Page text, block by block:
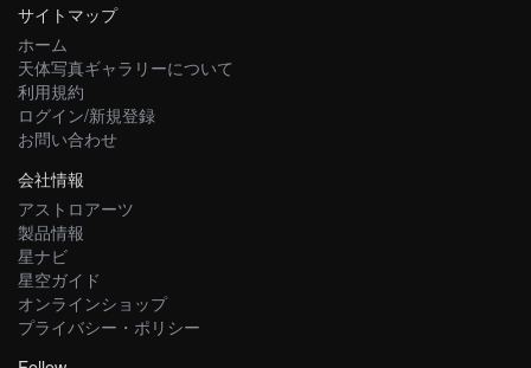
サイトマップ
ホーム
天体写真ギャラリーについて
利用規約
ログイン/新規登録
お問い合わせ
会社情報
アストロアーツ
製品情報
星ナビ
星空ガイド
オンラインショップ
プライバシー・ポリシー